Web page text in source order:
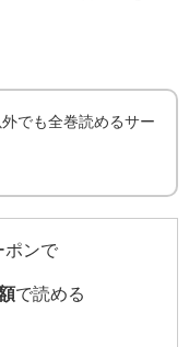
外でも全巻読めるサー
ポンで
で読める